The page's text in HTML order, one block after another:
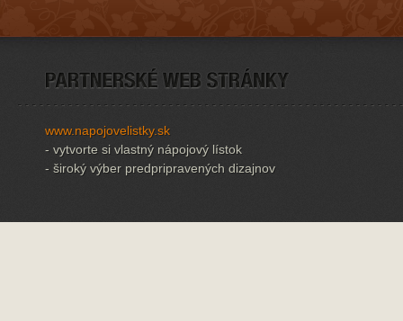
www.napojovelistky.sk
- vytvorte si vlastný nápojový lístok
- široký výber predpripravených dizajnov